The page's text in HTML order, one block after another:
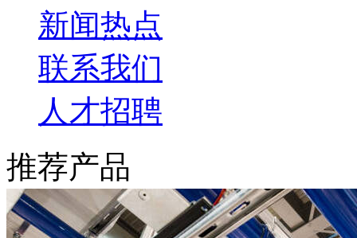
新闻热点
联系我们
人才招聘
推荐产品